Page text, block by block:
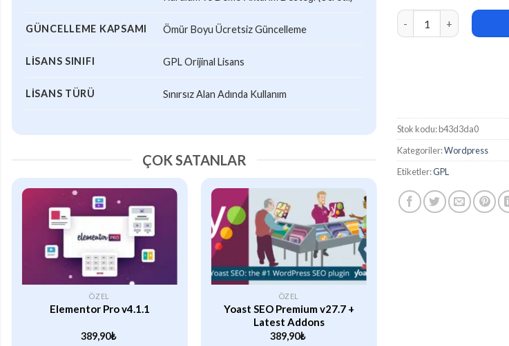
GÜNCELLEME KAPSAMI Ömür Boyu Ücretsiz Güncelleme
LISANS SINIFI GPL Orijinal Lisans
LISANS TÜRÜ Sınırsız Alan Adında Kullanım
ÇOK SATANLAR
ÖZEL
Elementor Pro v4.1.1
389,90₺
ÖZEL
Yoast SEO Premium v27.7 +
Latest Addons
389,90₺
PrestaShop Feed
Stok kodu:b43d3da0
Kategoriler:Wordpress
Etiketler:GPL